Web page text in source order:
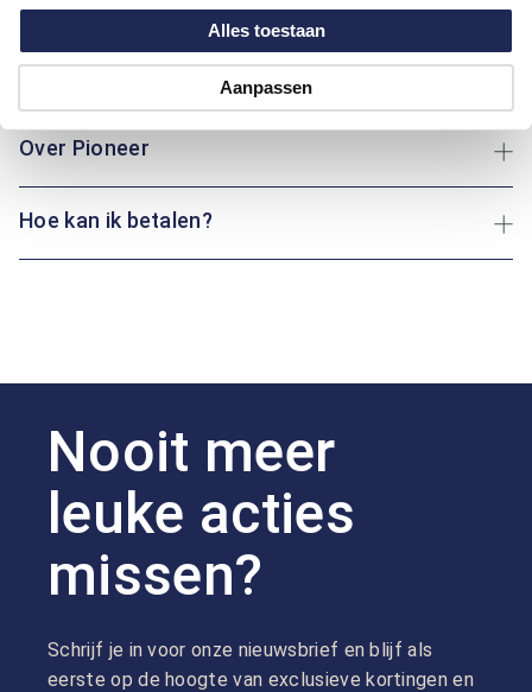
Alles toestaan
Aanpassen
Kleur:
Midden Blauw
Over Pioneer
Hoe kan ik betalen?
Nooit meer
leuke acties
missen?
Schrijf je in voor onze nieuwsbrief en blijf als
eerste op de hoogte van exclusieve kortingen en